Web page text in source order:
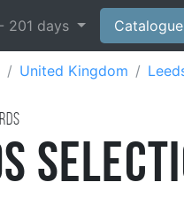
201 days
United Kingdom